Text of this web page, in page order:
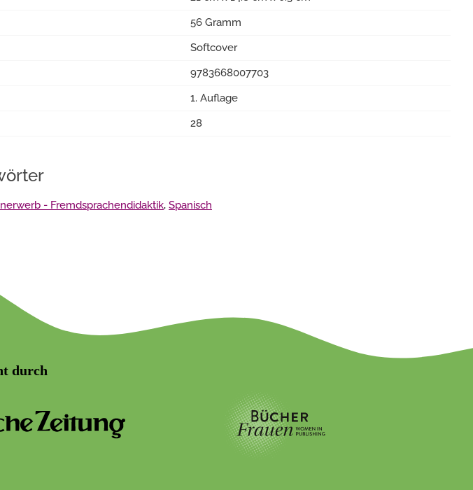
56 Gramm
Softcover
9783668007703
1. Auflage
28
- Fremdsprachendidaktik, Spanisch
durch